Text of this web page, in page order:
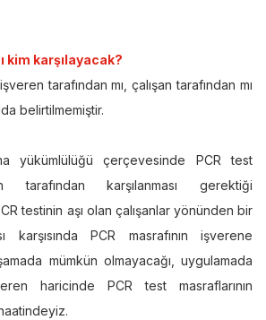
kim karşılayacak?
tarafından mı, çalışan tarafından mı
belirtilmemiştir.
yükümlülüğü çerçevesinde PCR test
tarafından karşılanması gerektiği
testinin aşı olan çalışanlar yönünden bir
karşısında PCR masrafının işverene
mümkün olmayacağı, uygulamada
haricinde PCR test masraflarının